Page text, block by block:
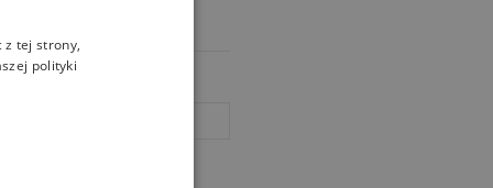
z tej strony,
polityki